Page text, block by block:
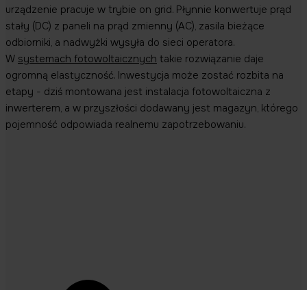
urządzenie pracuje w trybie on grid. Płynnie konwertuje prąd
stały (DC) z paneli na prąd zmienny (AC), zasila bieżące
odbiorniki, a nadwyżki wysyła do sieci operatora.
W systemach fotowoltaicznych takie rozwiązanie daje
ogromną elastyczność. Inwestycja może zostać rozbita na
etapy - dziś montowana jest instalacja fotowoltaiczna z
inwerterem, a w przyszłości dodawany jest magazyn, którego
pojemność odpowiada realnemu zapotrzebowaniu.